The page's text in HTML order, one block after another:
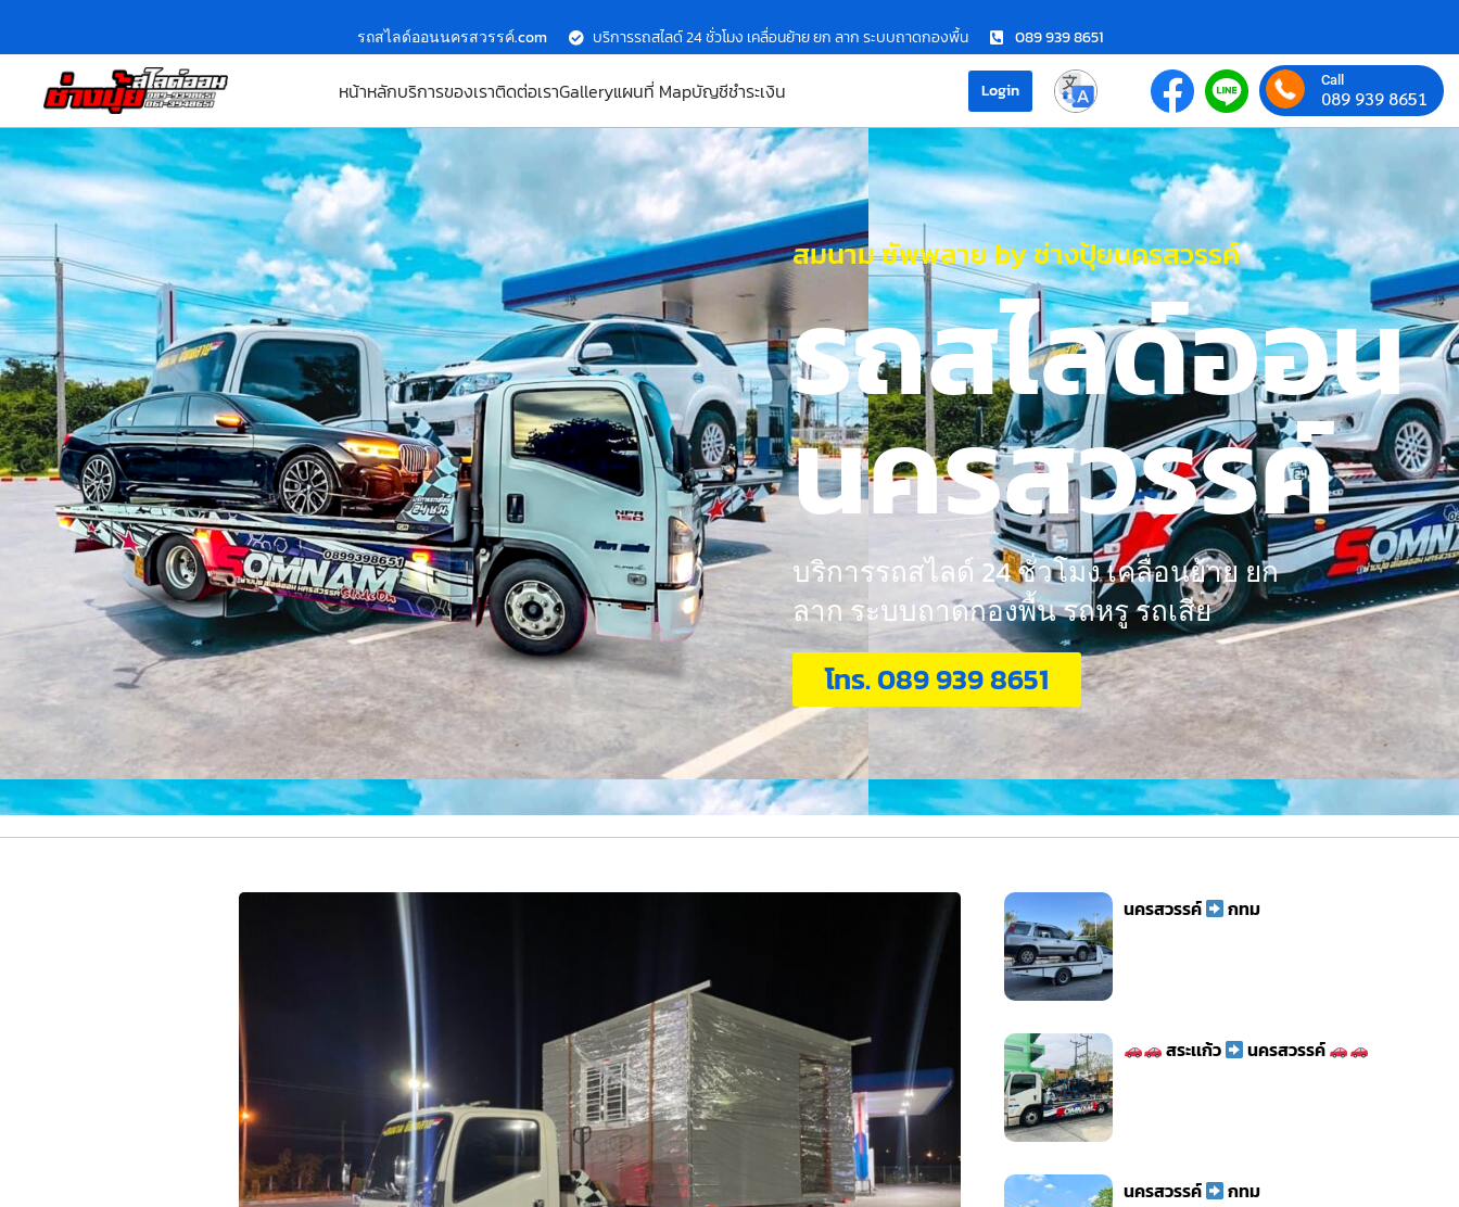
รถสไลด์ออนนครสวรรค์.com บริการรถสไลด์ 24 ชั่วโมง เคลื่อนย้าย ยก ลาก ระบบถาดกองพื้น 089 939 8651
หน้าหลักบริการของเราติดต่อเราGalleryแผนที่ Mapบัญชีชำระเงิน Login Call
089 939 8651
สมนาม ซัพพลาย by ช่างปุ้ยนครสวรรค์
รถสไลด์ออน
นครสวรรค์
บริการรถสไลด์ 24 ชั่วโมง เคลื่อนย้าย ยก
ลาก ระบบถาดกองพื้น รถหรู รถเสีย
โทร. 089 939 8651
นครสวรรค์ กทม
สระเเก้ว นครสวรรค์
นครสวรรค์ กทม